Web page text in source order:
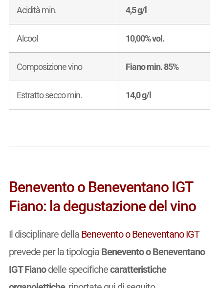
Acidità min. 4,5 g/l
Alcool 10,00% vol.
Composizione vino Fiano min. 85%
Estratto secco min. 14,0 g/l
Benevento o Beneventano IGT
Fiano: la degustazione del vino
Il disciplinare della Benevento o Beneventano IGT
prevede per la tipologia Benevento o Beneventano
IGT Fianodelle specifichecaratteristiche